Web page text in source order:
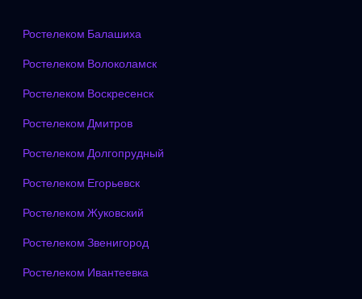
Ростелеком Балашиха
Ростелеком Волоколамск
Ростелеком Воскресенск
Ростелеком Дмитров
Ростелеком Долгопрудный
Ростелеком Егорьевск
Ростелеком Жуковский
Ростелеком Звенигород
Ростелеком Ивантеевка